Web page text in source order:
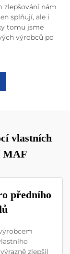
zlepšování nám
splňují, ale i
tomu jsme
výrobců po
vlastních
MAF
předního
zlepšil